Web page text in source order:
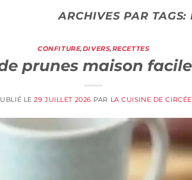
ARCHIVES PAR TAGS:
CONFITURE,DIVERS,RECETTES
prunes maison
LE29 JUILLET 2026 PAR LA CUISINE DE CIRCÉE